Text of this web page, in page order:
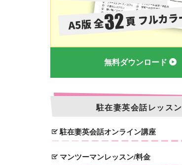
無料ダウンロード
駐在妻英会話レッスン
駐在妻英会話オンライン講座
マンツーマンレッスン/料金